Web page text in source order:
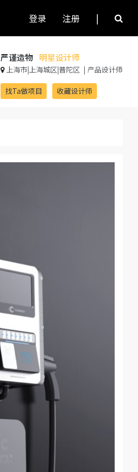
登录 注册 |
严谨造物 明星设计师
上海市|上海城区|普陀区 | 产品设计师
找Ta做项目 收藏设计师